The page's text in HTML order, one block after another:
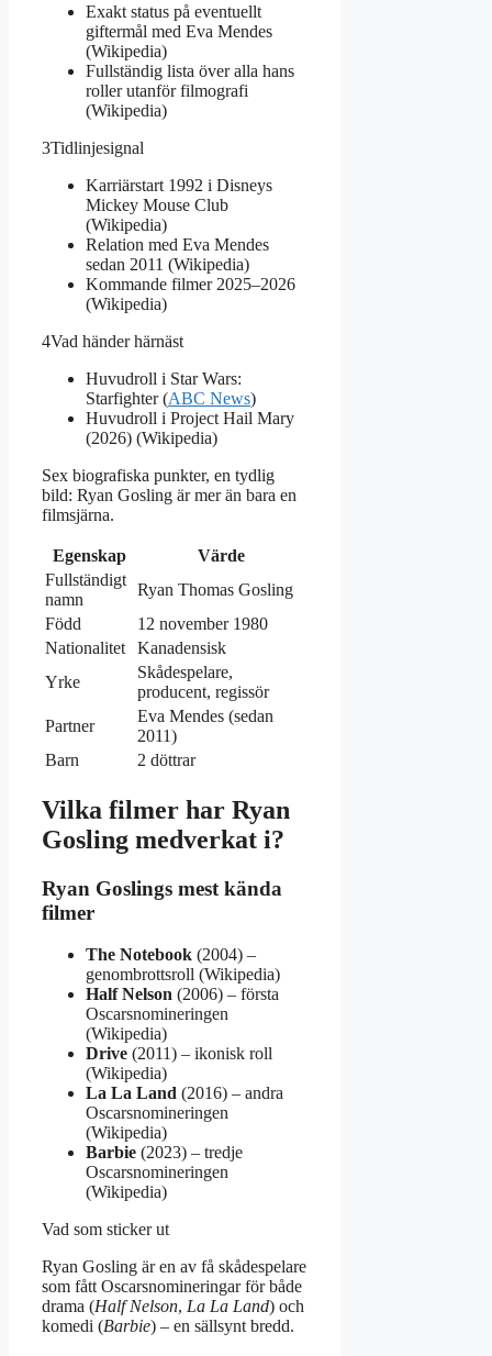
Exakt status på eventuellt
giftermål med Eva Mendes
(Wikipedia)
Fullständig lista över alla hans
roller utanför filmografi
(Wikipedia)
3Tidlinjesignal
Karriärstart 1992 i Disneys
Mickey Mouse Club
(Wikipedia)
Relation med Eva Mendes
sedan 2011 (Wikipedia)
Kommande filmer 2025–2026
(Wikipedia)
4Vad händer härnäst
Huvudroll i Star Wars:
Starfighter (ABC News)
Huvudroll i Project Hail Mary
(2026) (Wikipedia)
Sex biografiska punkter, en tydlig
bild: Ryan Gosling är mer än bara en
filmsjärna.
Egenskap
Värde
Fullständigt
namn
Ryan Thomas Gosling
Född
12 november 1980
Nationalitet
Kanadensisk
Yrke
Skådespelare,
producent, regissör
Partner
Eva Mendes (sedan
2011)
Barn
2 döttrar
Vilka filmer har Ryan
Gosling medverkat i?
Ryan Goslings mest kända
filmer
The Notebook (2004) –
genombrottsroll (Wikipedia)
Half Nelson (2006) – första
Oscarsnomineringen
(Wikipedia)
Drive (2011) – ikonisk roll
(Wikipedia)
La La Land (2016) – andra
Oscarsnomineringen
(Wikipedia)
Barbie (2023) – tredje
Oscarsnomineringen
(Wikipedia)
Vad som sticker ut
Ryan Gosling är en av få skådespelare
som fått Oscarsnomineringar för både
drama (Half Nelson, La La Land) och
komedi (Barbie) – en sällsynt bredd.